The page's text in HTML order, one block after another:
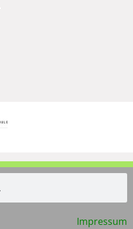
Impressum